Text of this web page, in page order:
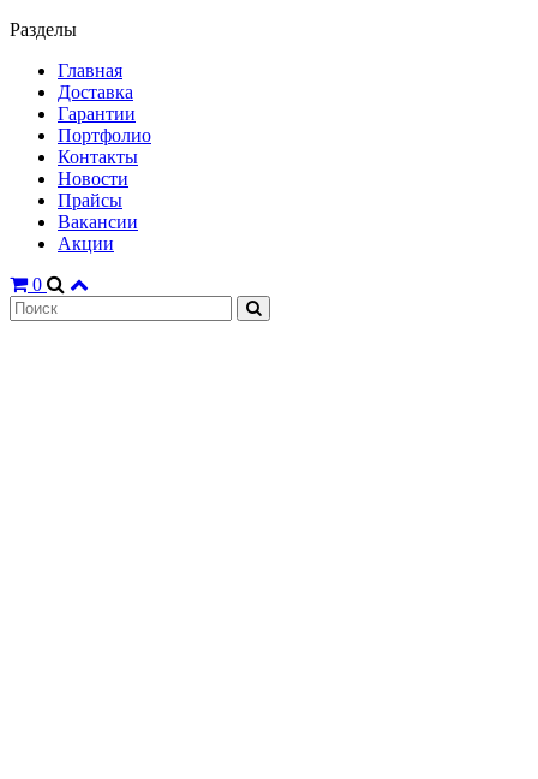
Разделы
Главная
Доставка
Гарантии
Портфолио
Контакты
Новости
Прайсы
Вакансии
Акции
0